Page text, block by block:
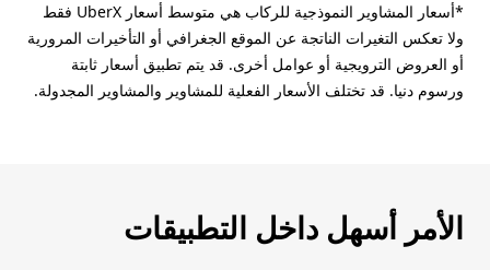
*أسعار المشاوير النموذجية للركاب هي متوسط أسعار UberX فقط
ولا تعكس التغيرات الناتجة عن الموقع الجغرافي أو التأخيرات المرورية
أو العروض الترويجية أو عوامل أخرى. قد يتم تطبيق أسعار ثابتة
ورسوم دنيا. قد تختلف الأسعار الفعلية للمشاوير والمشاوير المجدولة.
الأمر أسهل داخل التطبيقات